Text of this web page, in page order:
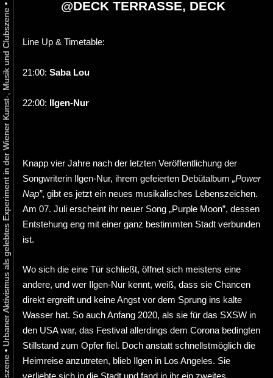
•
Urbaner Aktivismus als gelebtes Experiment in der Wiener Kunst-, Musik und Clubszene
•
@DECK TERRASSE, DECK
Line Up & Timetable:
21:00: Saba Lou
22:00: Ilgen-Nur
Knapp vier Jahre nach der letzten Veröffentlichung der
Songwriterin Ilgen-Nur, ihrem gefeierten Debütalbum „Power
Nap”, gibt es jetzt ein neues musikalisches Lebenszeichen.
Am 07. Juli erscheint ihr neuer Song „Purple Moon”, dessen
Entstehung eng mit einer ganz bestimmten Stadt verbunden
ist.
Wo sich die eine Tür schließt, öffnet sich meistens eine
andere, und wer Ilgen-Nur kennt, weiß, dass sie Chancen
direkt ergreift und keine Angst vor dem Sprung ins kalte
Wasser hat. So auch Anfang 2020, als sie für das SXSW in
den USA war, das Festival allerdings dem Corona bedingten
Stillstand zum Opfer fiel. Doch anstatt schnellstmöglich die
Heimreise anzutreten, blieb Ilgen in Los Angeles. Sie
verliebte sich in die Stadt und fand in ihr ein zweites